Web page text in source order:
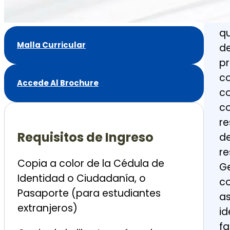
Malla Curricular
Accede Al Brochure
Requisitos deIngreso
Copia a color de la Cédula de
Identidad o Ciudadanía, o
Pasaporte (para estudiantes
extranjeros)